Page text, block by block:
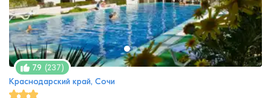
7.9 (237)
Краснодарский край, Сочи